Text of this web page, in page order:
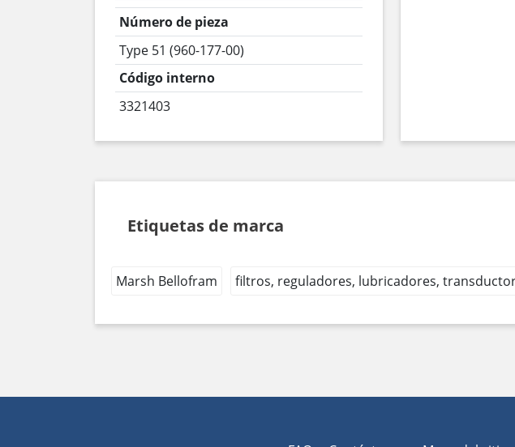
Número de pieza
Type 51 (960-177-00)
Código interno
3321403
Etiquetas de marca
Marsh Bellofram filtros, reguladores, lubricadores,